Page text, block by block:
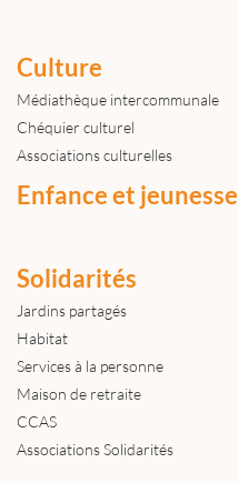
Culture
Médiathèque intercommunale
Chéquier culturel
Associations culturelles
Enfance et jeunesse
Solidarités
Jardins partagés
Habitat
Services à la personne
Maison de retraite
CCAS
Associations Solidarités